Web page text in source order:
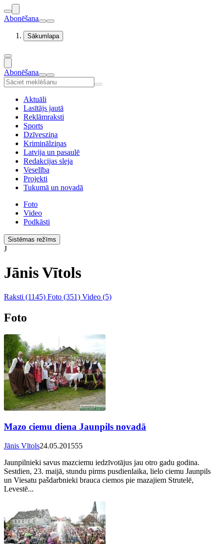
Abonēšana
Sākumlapa
Abonēšana
Aktuāli
Lasītājs jautā
Reklāmraksti
Sports
Dzīvesziņa
Kriminālziņas
Latvija un pasaulē
Redakcijas sleja
Veselība
Projekti
Tukumā un novadā
Foto
Video
Podkāsti
Sistēmas režīms
J
Jānis Vītols
Raksti (1145) Foto (351) Video (5)
Foto
Mazo ciemu diena Jaunpils novadā
Jānis Vītols24.05.201555
Jaunpilnieki savus mazciemu iedzīvotājus jau otro gadu godina.
Sestdien, 23. maijā, stundu pirms pusdienlaika, lielo ciemu Jaunpils
un Viesatu pašdarbnieki brauca ciemos pie mazajiem Strutelē,
Levestē...